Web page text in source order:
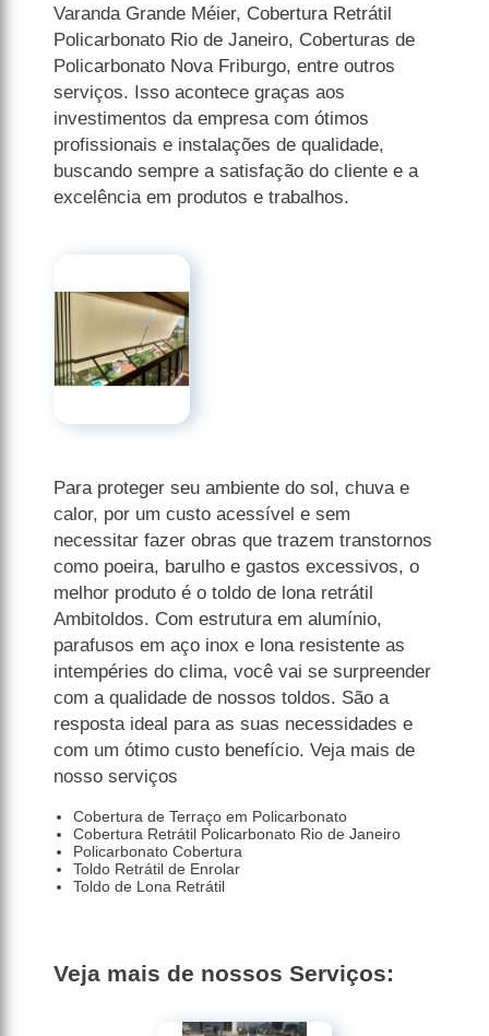
Varanda Grande Méier, Cobertura Retrátil
Policarbonato Rio de Janeiro, Coberturas de
Policarbonato Nova Friburgo, entre outros
serviços. Isso acontece graças aos
investimentos da empresa com ótimos
profissionais e instalações de qualidade,
buscando sempre a satisfação do cliente e a
excelência em produtos e trabalhos.
Para proteger seu ambiente do sol, chuva e
calor, por um custo acessível e sem
necessitar fazer obras que trazem transtornos
como poeira, barulho e gastos excessivos, o
melhor produto é o toldo de lona retrátil
Ambitoldos. Com estrutura em alumínio,
parafusos em aço inox e lona resistente as
intempéries do clima, você vai se surpreender
com a qualidade de nossos toldos. São a
resposta ideal para as suas necessidades e
com um ótimo custo benefício. Veja mais de
nosso serviços
Cobertura de Terraço em Policarbonato
Cobertura Retrátil Policarbonato Rio de Janeiro
Policarbonato Cobertura
Toldo Retrátil de Enrolar
Toldo de Lona Retrátil
Veja mais de nossos Serviços: